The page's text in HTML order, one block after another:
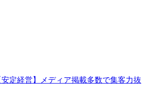
定経営】メディア掲載多数で集客力抜